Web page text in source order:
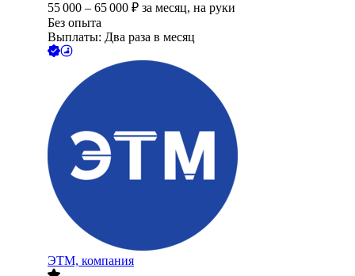
55 000 – 65 000 ₽ за месяц, на руки
Без опыта
Выплаты: Два раза в месяц
ЭТМ, компания